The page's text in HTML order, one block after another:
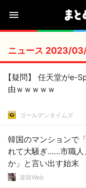
ニュース 2023/
【疑問】 任天堂がe-
由ｗｗｗｗｗ
ゴールデンタイムズ
韓国のマンションで
れて大騒ぎ……市職人
か」と言い出す始末
楽韓Web